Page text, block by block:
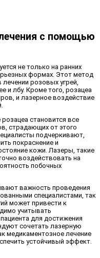
с помощью
не только на ранних
формах. Этот метод
розовых угрей,
и лбу. Кроме того, розацеа
и лазерное воздействие
становится все
страдающих от этого
подчеркивают,
покраснение и
кожи. Лазеры, такие
воздействовать на
побочных
важность проведения
специалистами, так
может привести к
учитывать
для достижения
сочетать лазерную
медикаментозное лечение
устойчивый эффект.